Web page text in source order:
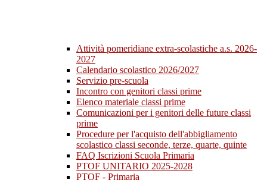
Attività pomeridiane extra-scolastiche a.s. 2026-
2027
Calendario scolastico 2026/2027
Servizio pre-scuola
Incontro con genitori classi prime
Elenco materiale classi prime
Comunicazioni per i genitori delle future classi
prime
Procedure per l'acquisto dell'abbigliamento
scolastico classi seconde, terze, quarte, quinte
FAQ Iscrizioni Scuola Primaria
PTOF UNITARIO 2025-2028
PTOF - Primaria